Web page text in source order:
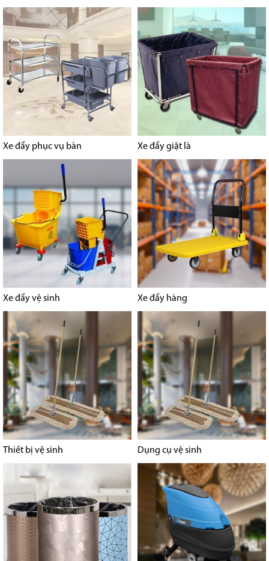
Xe đẩy phục vụ bàn Xe đẩy giặt là
Xe đẩy vệ sinh Xe đẩy hàng
Thiết bị vệ sinh Dụng cụ vệ sinh